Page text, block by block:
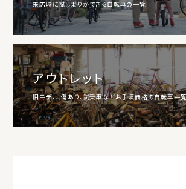
来店時に試し乗りができる自転車の一覧
アウトレット
旧モデル、傷あり、試乗車などお手頃価格の自転車一